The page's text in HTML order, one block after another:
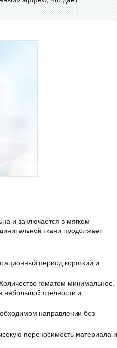
и заключается в мягком
ткани продолжает
период короткий и
гематом минимальное.
отечности и
направлении без
переносимость материала и